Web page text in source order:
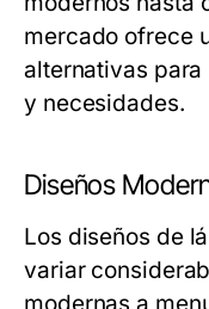
mercado ofrece
alternativas
y necesidades.
Diseños
Los diseños de
variar